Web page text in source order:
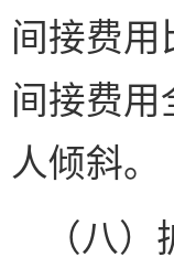
间接费
间接费
人倾斜
（八